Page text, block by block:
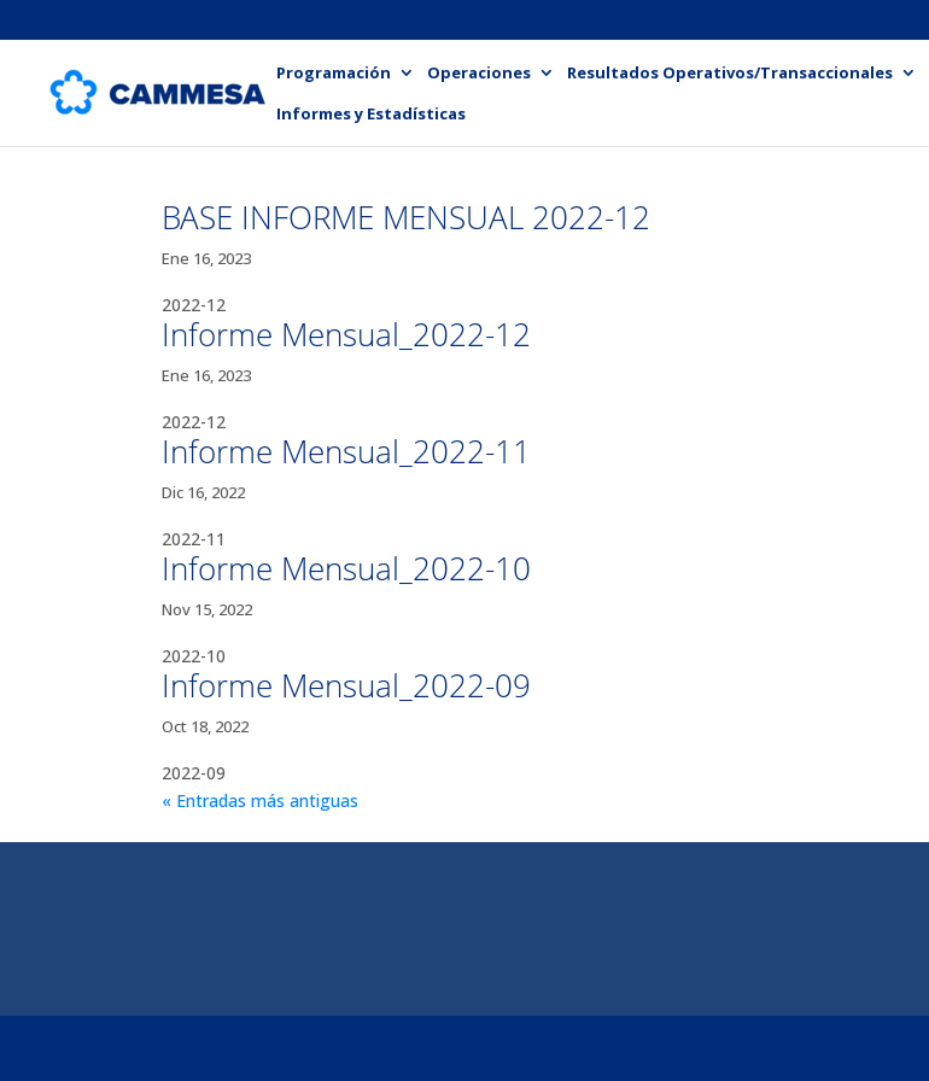
Programación Operaciones Resultados Operativos/Transaccionales
Informes y Estadísticas
BASE INFORME MENSUAL 2022-12
Ene 16, 2023
2022-12
Informe Mensual_2022-12
Ene 16, 2023
2022-12
Informe Mensual_2022-11
Dic 16, 2022
2022-11
Informe Mensual_2022-10
Nov 15, 2022
2022-10
Informe Mensual_2022-09
Oct 18, 2022
2022-09
« Entradas más antiguas